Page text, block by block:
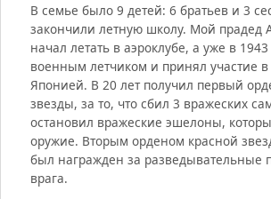
В семье было 9 детей: 6 братьев и 3
закончили летную школу. Мой прадед
начал летать в аэроклубе, а уже в 1943
военным летчиком и принял участие
Японией. В 20 лет получил первый
звезды, за то, что сбил 3 вражеских
остановил вражеские эшелоны,
оружие. Вторым орденом красной
был награжден за разведывательные
врага.